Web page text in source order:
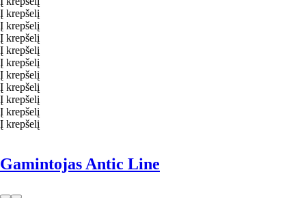
Į krepšelį
Į krepšelį
Į krepšelį
Į krepšelį
Į krepšelį
Į krepšelį
Į krepšelį
Į krepšelį
Į krepšelį
Į krepšelį
Gamintojas Antic Line